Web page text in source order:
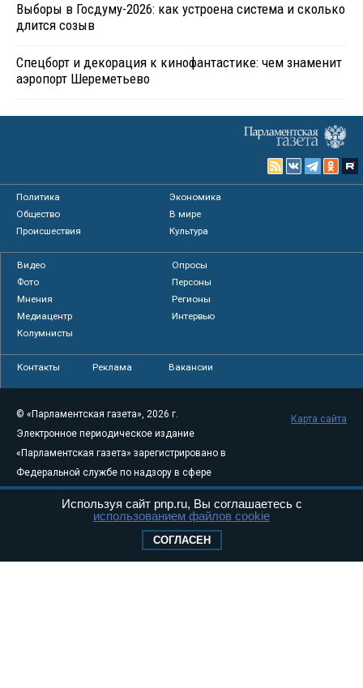
Выборы в Госдуму-2026: как устроена система и сколько
длится созыв
Спецборт и декорация к кинофантастике: чем знаменит
аэропорт Шереметьево
Политика
Экономика
Общество
В мире
Происшествия
Культура
Видео
Опросы
Фото
Персоны
Мнения
Регионы
Медиацентр
Интервью
Колумнисты
Контакты Реклама Вакансии
© «Парламентская газета», 2026 г.
Электронное периодическое издание
«Парламентская газета» зарегистрировано в
Федеральной службе по надзору в сфере
связи, информационных технологий и
массовых коммуникаций (Роскомнадзор) 05
Свидетельство о регистрации Эл № ФС77-
Карта сайта
Используя сайт pnp.ru, Вы соглашаетесь с
использованием файлов cookie
СОГЛАСЕН